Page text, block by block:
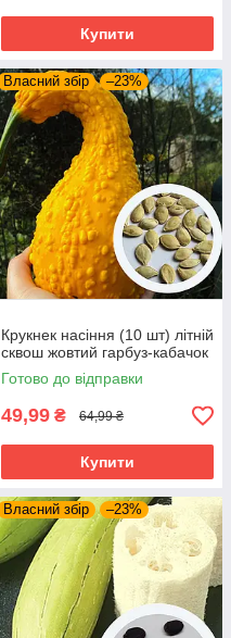
Купити
Власний збір –23%
Крукнек насіння (10 шт) літній
сквош жовтий гарбуз-кабачок
Готово до відправки
49,99 ₴ 64,99 ₴
Купити
Власний збір –23%